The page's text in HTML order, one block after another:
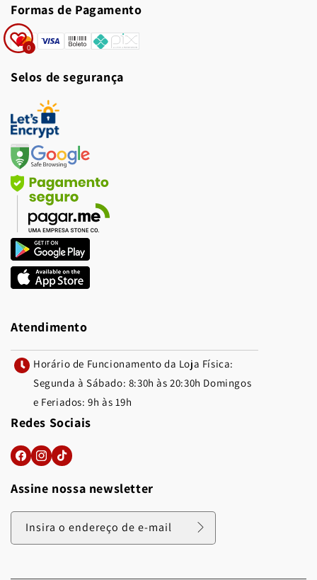
Formas de Pagamento
Formas
pagamento
Selos de segurança
Atendimento
Horário de Funcionamento da Loja Física:
Segunda à Sábado: 8:30h às 20:30h Domingos
e Feriados: 9h às 19h
Redes Sociais
Assine nossa newsletter
Insira o endereço de e-mail
0